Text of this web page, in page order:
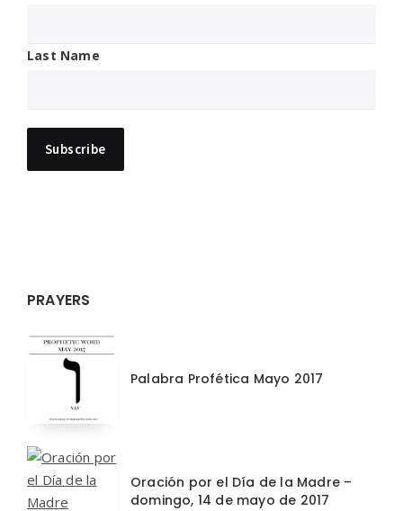
Last Name
PRAYERS
Palabra Profética Mayo 2017
Oración por el Día de la Madre –
domingo, 14 de mayo de 2017